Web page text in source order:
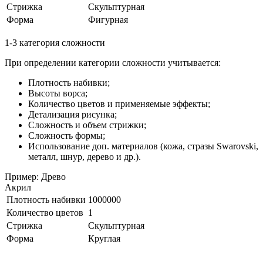
Стрижка
Скульптурная
Форма
Фигурная
1-3 категория сложности
При определении категории сложности учитывается:
Плотность набивки;
Высоты ворса;
Количество цветов и применяемые эффекты;
Детализация рисунка;
Сложность и объем стрижки;
Сложность формы;
Использование доп. материалов (кожа, стразы Swarovski,
металл, шнур, дерево и др.).
Пример: Древо
Акрил
Плотность набивки 1000000
Количество цветов 1
Стрижка
Скульптурная
Форма
Круглая